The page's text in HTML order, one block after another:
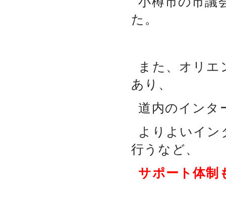
た。
また、オリエ
あり、
道内のインタ
よりよいイン
行うなど、
サポート体制